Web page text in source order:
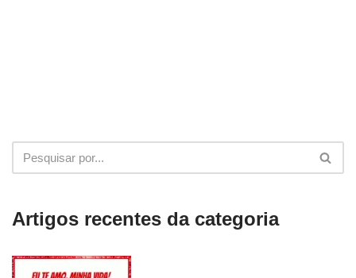
Artigos recentes da categoria